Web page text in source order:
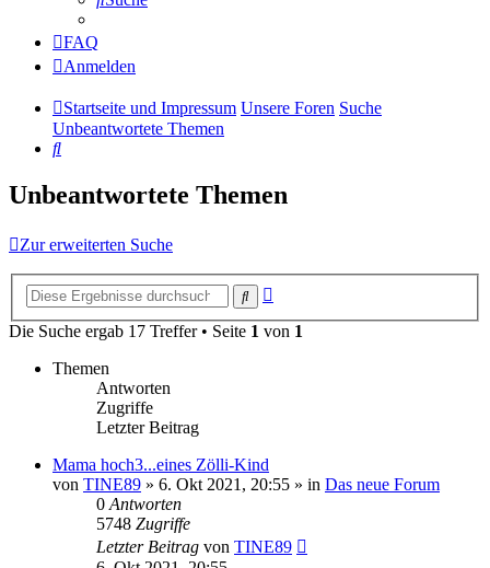
FAQ
Anmelden
Startseite und Impressum Unsere Foren Suche
Unbeantwortete Themen
Suche
Unbeantwortete Themen
Zur erweiterten Suche
Suche
Die Suche ergab 17 Treffer • Seite 1 von 1
Themen
Antworten
Zugriffe
Letzter Beitrag
Mama hoch3...eines Zölli-Kind
von TINE89 » 6. Okt 2021, 20:55 » in Das neue Forum
0 Antworten
5748 Zugriffe
Letzter Beitrag von TINE89